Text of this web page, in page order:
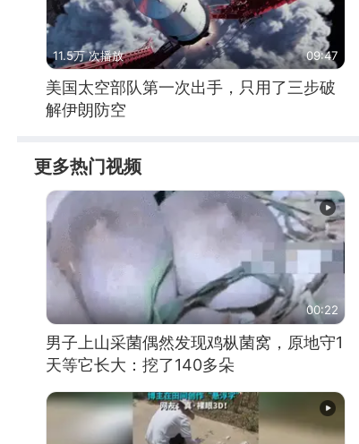
11.5万 次播放 09:47
美国太空部队第一次出手，只用了三步破
解伊朗防空
更多热门视频
00:22
男子上山采菌偶然发现鸡枞菌窝，原地守1
天等它长大：挖了140多朵